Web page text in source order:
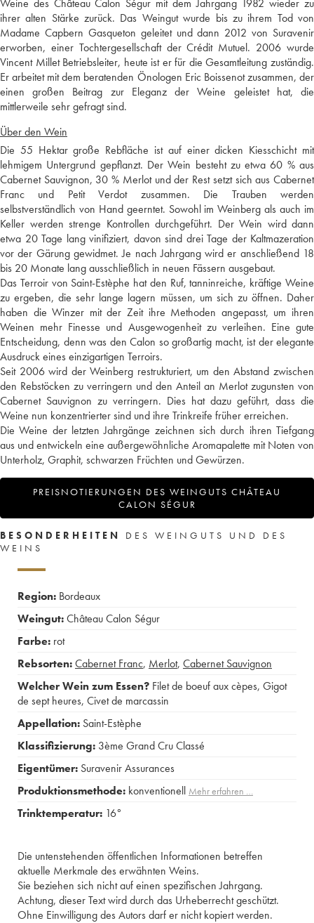
Weine des Château Calon Ségur mit dem Jahrgang 1982 wieder zu
ihrer alten Stärke zurück. Das Weingut wurde bis zu ihrem Tod von
Madame Capbern Gasqueton geleitet und dann 2012 von Suravenir
erworben, einer Tochtergesellschaft der Crédit Mutuel. 2006 wurde
Vincent Millet Betriebsleiter, heute ist er für die Gesamtleitung zuständig.
Er arbeitet mit dem beratenden Önologen Eric Boissenot zusammen, der
einen großen Beitrag zur Eleganz der Weine geleistet hat, die
mittlerweile sehr gefragt sind.
Über den Wein
Die 55 Hektar große Rebfläche ist auf einer dicken Kiesschicht mit
lehmigem Untergrund gepflanzt. Der Wein besteht zu etwa 60 % aus
Cabernet Sauvignon, 30 % Merlot und der Rest setzt sich aus Cabernet
Franc und Petit Verdot zusammen. Die Trauben werden
selbstverständlich von Hand geerntet. Sowohl im Weinberg als auch im
Keller werden strenge Kontrollen durchgeführt. Der Wein wird dann
etwa 20 Tage lang vinifiziert, davon sind drei Tage der Kaltmazeration
vor der Gärung gewidmet. Je nach Jahrgang wird er anschließend 18
bis 20 Monate lang ausschließlich in neuen Fässern ausgebaut.
Das Terroir von Saint-Estèphe hat den Ruf, tanninreiche, kräftige Weine
zu ergeben, die sehr lange lagern müssen, um sich zu öffnen. Daher
haben die Winzer mit der Zeit ihre Methoden angepasst, um ihren
Weinen mehr Finesse und Ausgewogenheit zu verleihen. Eine gute
Entscheidung, denn was den Calon so großartig macht, ist der elegante
Ausdruck eines einzigartigen Terroirs.
Seit 2006 wird der Weinberg restrukturiert, um den Abstand zwischen
den Rebstöcken zu verringern und den Anteil an Merlot zugunsten von
Cabernet Sauvignon zu verringern. Dies hat dazu geführt, dass die
Weine nun konzentrierter sind und ihre Trinkreife früher erreichen.
Die Weine der letzten Jahrgänge zeichnen sich durch ihren Tiefgang
aus und entwickeln eine außergewöhnliche Aromapalette mit Noten von
Unterholz, Graphit, schwarzen Früchten und Gewürzen.
PREISNOTIERUNGEN DES WEINGUTS CHÂTEAU
CALON SÉGUR
BESONDERHEITEN
DES WEINGUTS UND DES
WEINS
Region: Bordeaux
Weingut:Château Calon Ségur
Farbe: rot
Rebsorten:Cabernet Franc, Merlot, Cabernet Sauvignon
Welcher Wein zum Essen? Filet de boeuf aux cèpes, Gigot
de sept heures, Civet de marcassin
Appellation: Saint-Estèphe
Klassifizierung: 3ème Grand Cru Classé
Eigentümer: Suravenir Assurances
Produktionsmethode: konventionell Mehr erfahren …
Trinktemperatur: 16°
Die untenstehenden öffentlichen Informationen betreffen
aktuelle Merkmale des erwähnten Weins.
Sie beziehen sich nicht auf einen spezifischen Jahrgang.
Achtung, dieser Text wird durch das Urheberrecht geschützt.
Ohne Einwilligung des Autors darf er nicht kopiert werden.